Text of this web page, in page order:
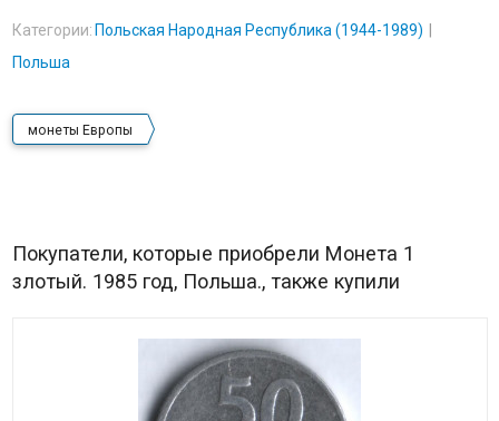
Категории: Польская Народная Республика (1944-1989)
Польша
монеты Европы
Покупатели, которые приобрели Монета 1
злотый. 1985 год, Польша., также купили